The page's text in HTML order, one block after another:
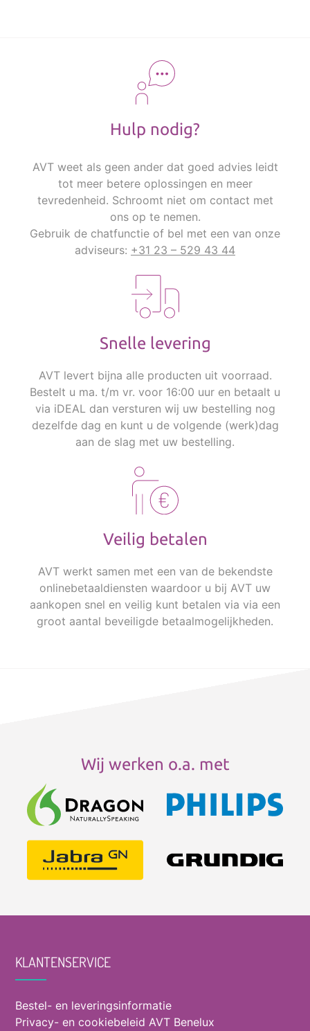
Hulp nodig?
AVT weet als geen ander dat goed advies leidt
tot meer betere oplossingen en meer
tevredenheid. Schroomt niet om contact met
ons op te nemen.
Gebruik de chatfunctie of bel met een van onze
adviseurs: +31 23 – 529 43 44
Snelle levering
AVT levert bijna alle producten uit voorraad.
Bestelt u ma. t/m vr. voor 16:00 uur en betaalt u
via iDEAL dan versturen wij uw bestelling nog
dezelfde dag en kunt u de volgende (werk)dag
aan de slag met uw bestelling.
Veilig betalen
AVT werkt samen met een van de bekendste
onlinebetaaldiensten waardoor u bij AVT uw
aankopen snel en veilig kunt betalen via via een
groot aantal beveiligde betaalmogelijkheden.
Wij werken o.a. met
KLANTENSERVICE
Bestel- en leveringsinformatie
Privacy- en cookiebeleid AVT Benelux